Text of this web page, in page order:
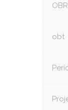
OBR
obt